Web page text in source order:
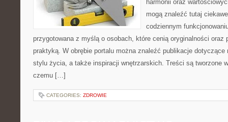
harmonii oraz
mogą znaleźć tutaj
codziennym
przygotowana z myślą o osobach, które cenią oryginalności oraz
praktyką. W obrębie portalu można znaleźć publikacje dotyczące
stylu życia, a także inspiracji wnętrzarskich. Treści są tworzone
czemu […]
CATEGORIES: ZDROWIE